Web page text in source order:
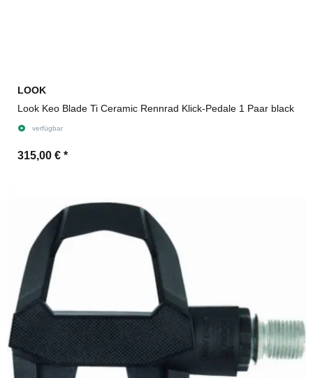
LOOK
Look Keo Blade Ti Ceramic Rennrad Klick-Pedale 1 Paar black
verfügbar
315,00 € *